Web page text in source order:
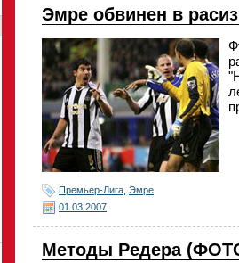
Эмре обвинен в
Премьер-Лига Эмре
01.03.2007
Методы Редера